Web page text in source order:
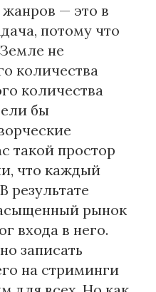
— это в
потому что
не
количества
количества
бы
такой простор
что каждый
результате
рынок
входа в него.
записать
на стриминги